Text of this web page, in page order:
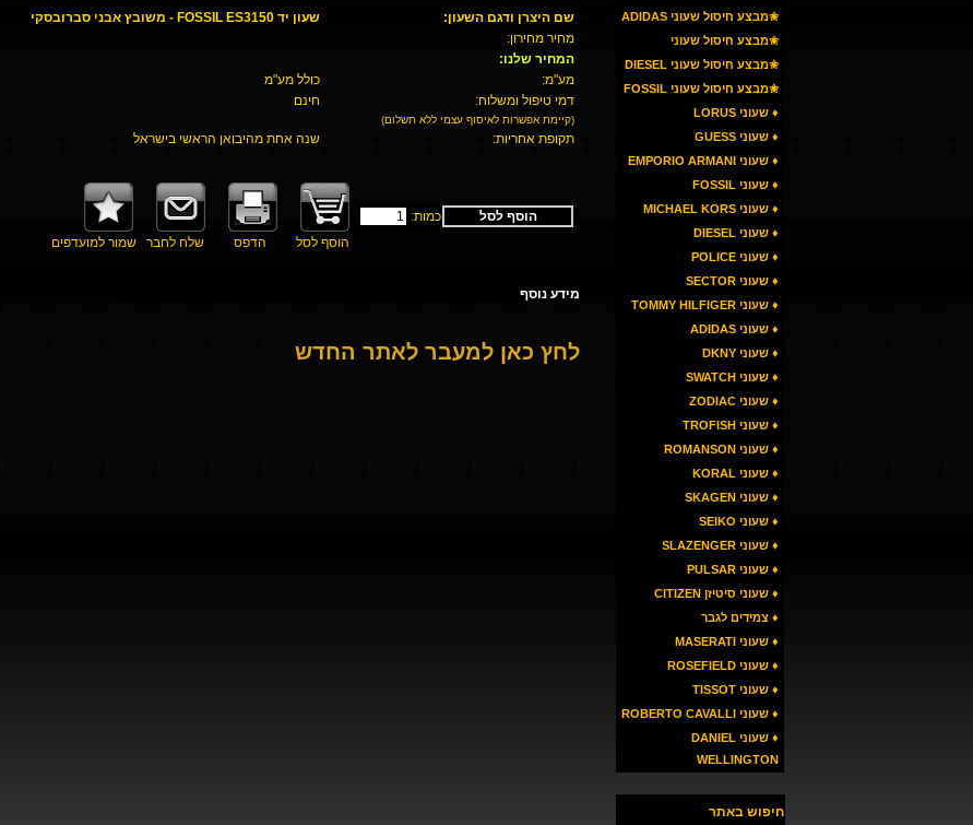
✬מבצע חיסול שעוני ADIDAS
✬מבצע חיסול שעוני
ARMANI
✬מבצע חיסול שעוני DIESEL
✬מבצע חיסול שעוני FOSSIL
♦ שעוני LORUS
♦ שעוני GUESS
♦ שעוני EMPORIO ARMANI
♦ שעוני FOSSIL
♦ שעוני MICHAEL KORS
♦ שעוני DIESEL
♦ שעוני POLICE
♦ שעוני SECTOR
♦ שעוני TOMMY HILFIGER
♦ שעוני ADIDAS
♦ שעוני DKNY
♦ שעוני SWATCH
♦ שעוני ZODIAC
♦ שעוני TROFISH
♦ שעוני ROMANSON
♦ שעוני KORAL
♦ שעוני SKAGEN
♦ שעוני SEIKO
♦ שעוני SLAZENGER
♦ שעוני PULSAR
♦ שעוני סיטיזן CITIZEN
♦ צמידים לגבר
♦ שעוני MASERATI
♦ שעוני ROSEFIELD
♦ שעוני TISSOT
♦ שעוני ROBERTO CAVALLI
♦ שעוני DANIEL
WELLINGTON
חיפוש באתר
שם היצרן ודגם השעון:
שעון יד FOSSIL ES3150 - משובץ אבני סברובסקי
מחיר מחירון:
המחיר שלנו:
מע"מ:
כולל מע"מ
דמי טיפול ומשלוח:
חינם
(קיימת אפשרות לאיסוף עצמי ללא תשלום)
תקופת אחריות: שנה אחת מהיבואן הראשי בישראל
הוסף לסל
כמות:
הוסף לסל
הדפס שלח לחבר שמור למועדפים
מידע נוסף
לחץ כאן למעבר לאתר החדש